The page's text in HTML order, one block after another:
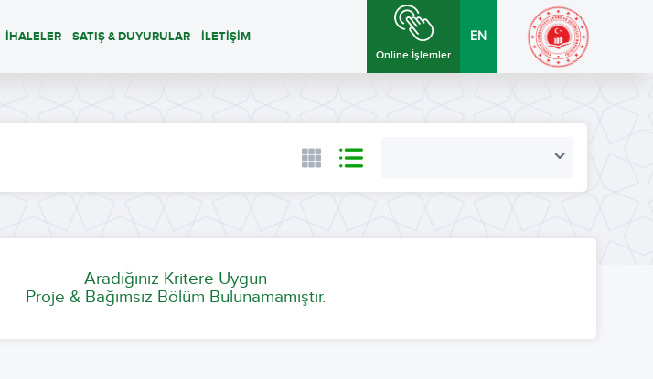
İHALELER SATIŞ & DUYURULAR İLETİŞİM
Online İşlemler
EN
Aradığınız Kritere Uygun
Proje & Bağımsız Bölüm Bulunamamıştır.